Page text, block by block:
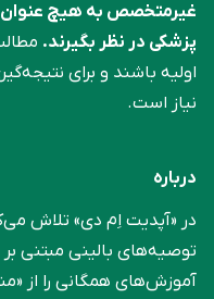
غیرمتخصص به هیچ عنوان
پزشکی در نظر بگیرند.
اولیه باشند و برای
نیاز است.
درباره
در «آپدیت اِم دی» تلاش
توصیه‌های بالینی مبتنی
آموزش‌های همگانی را از